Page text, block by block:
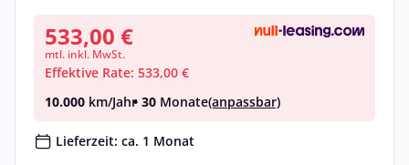
533,00 €
mtl. inkl. MwSt.
Effektive Rate: 533,00 €
10.000 km/Jahr• 30 Monate(anpassbar)
Lieferzeit: ca. 1 Monat